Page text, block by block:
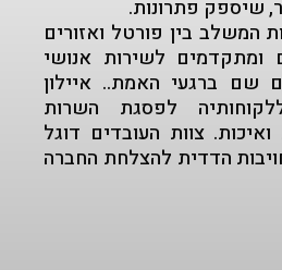
שיספק פתרונות.
המשלב בין פורטל ואזורים
ומתקדמים לשירות אנושי
שם ברגעי האמת.. איילון
לפסגת השרות
צוות העובדים דוגל
הדדית להצלחת החברה